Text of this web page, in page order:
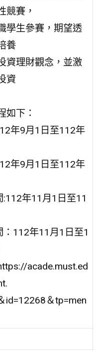
競賽，
學生參賽，期望透
養
資理財觀念，並激
資
如下：
年9月1日至112年
年9月1日至112年
年11月1日至11
112年11月1日至1
acade.must.ed
id=12268＆tp=men